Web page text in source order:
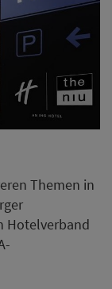
Themen in
Hotelverband